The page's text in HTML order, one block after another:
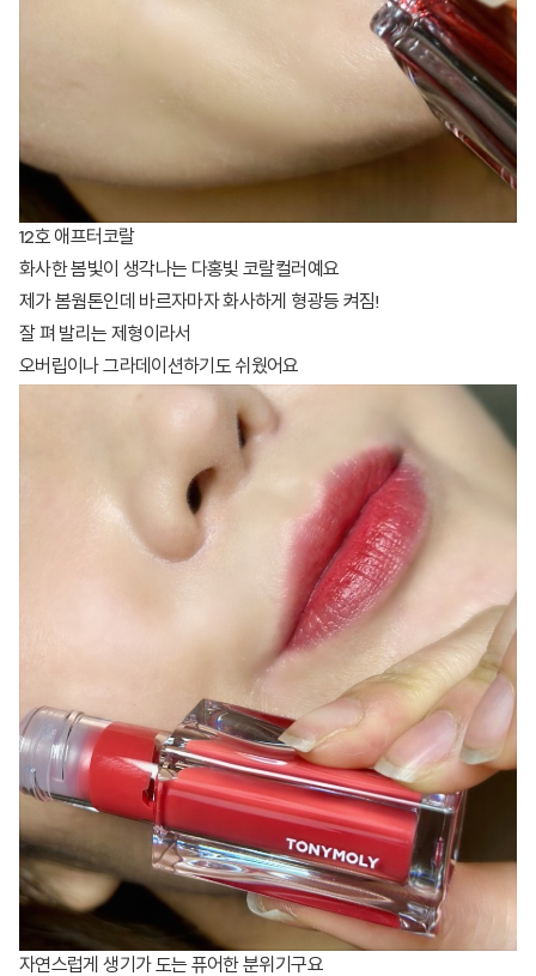
12호 애프터코랄
화사한 봄빛이 생각나는 다홍빛 코랄컬러예요
제가 봄웜톤인데 바르자마자 화사하게 형광등 켜짐!
잘 펴 발리는 제형이라서
오버립이나 그라데이션하기도 쉬웠어요
자연스럽게 생기가 도는 퓨어한 분위기구요